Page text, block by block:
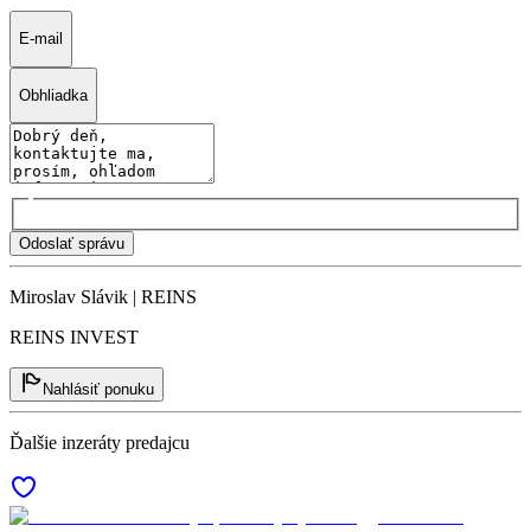
E-mail
Obhliadka
Odoslať správu
Miroslav Slávik | REINS
REINS INVEST
Nahlásiť ponuku
Ďalšie inzeráty predajcu